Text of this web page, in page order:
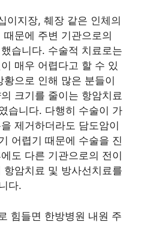
이지장, 췌장 같은 인체의
문에 주변 기관으로의
습니다. 수술적 치료로는
매우 어렵다고 할 수 있
으로 인해 많은 분들이
크기를 줄이는 항암치료
습니다. 다행히 수술이 가
제거하더라도 담도암이
어렵기 때문에 수술을 진
도 다른 기관으로의 전이
암치료 및 방사선치료를
다.